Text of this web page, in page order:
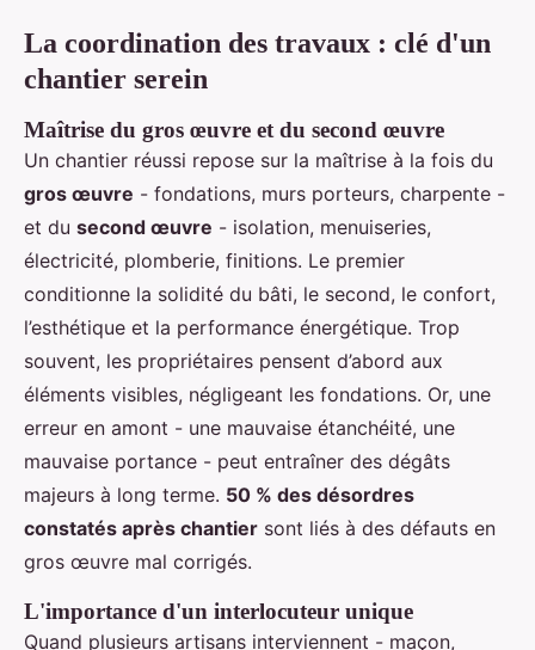
La coordination des travaux : clé d'un
chantier serein
Maîtrise du gros œuvre et du second œuvre
Un chantier réussi repose sur la maîtrise à la fois du
gros œuvre - fondations, murs porteurs, charpente -
et du second œuvre - isolation, menuiseries,
électricité, plomberie, finitions. Le premier
conditionne la solidité du bâti, le second, le confort,
l’esthétique et la performance énergétique. Trop
souvent, les propriétaires pensent d’abord aux
éléments visibles, négligeant les fondations. Or, une
erreur en amont - une mauvaise étanchéité, une
mauvaise portance - peut entraîner des dégâts
majeurs à long terme. 50 % des désordres
constatés après chantier sont liés à des défauts en
gros œuvre mal corrigés.
L'importance d'un interlocuteur unique
Quand plusieurs artisans interviennent - maçon,